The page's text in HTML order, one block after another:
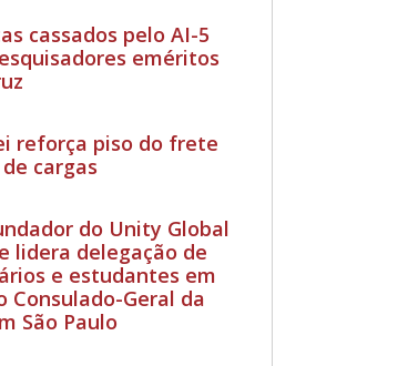
cassados pelo AI-5
eméritos
reforça piso do frete
cargas
do Unity Global
lidera delegação de
e estudantes em
Consulado-Geral da
São Paulo